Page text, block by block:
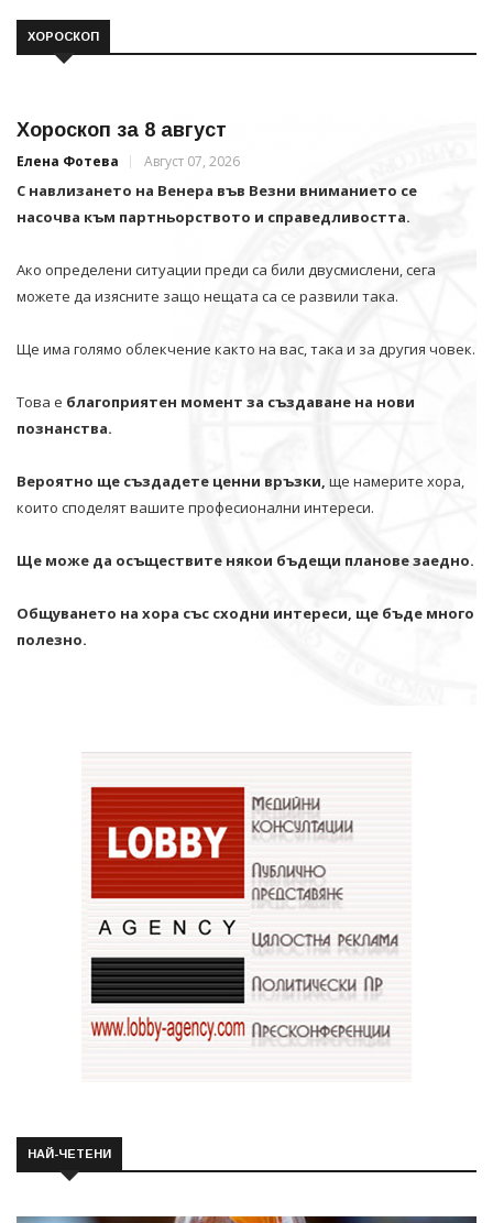
ХОРОСКОП
Хороскоп за 8 август
Елена Фотева Август 07, 2026
С навлизането на Венера във Везни вниманието се
насочва към партньорството и справедливостта.
Ако определени ситуации преди са били двусмислени, сега
можете да изясните защо нещата са се развили така.
Ще има голямо облекчение както на вас, така и за другия човек.
Това е благоприятен момент за създаване на нови
познанства.
Вероятно ще създадете ценни връзки, ще намерите хора,
които споделят вашите професионални интереси.
Ще може да осъществите някои бъдещи планове заедно.
Общуването на хора със сходни интереси, ще бъде много
полезно.
НАЙ-ЧЕТЕНИ